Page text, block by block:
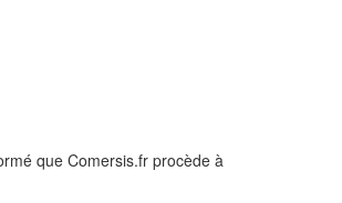
que Comersis.fr procède à